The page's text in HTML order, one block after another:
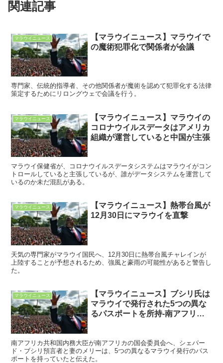
関連記事
マラウイニュース
【マラウイニュース】マラウイで
の魔術犯罪化で関係者が会議
専門家、伝統的指導者、その他関係者が魔術を認めて犯罪化する法律
策定するためにリロングウェで会議を行う。
マラウイニュース
【マラウイニュース】マラウイの
コロナウイルスデータはアメリカ
組織が運営していると中国が主張
マラウイ保健省が、コロナウイルスデータシステムはマラウイがコン
トロールしていると主張しているが、誰がデータシステムを運営して
いるのか未だ混乱がある。
マラウイニュース
【マラウイニュース】熱帯台風が
12月30日にマラウイを直撃
天気の専門家がマラウイ国民へ、12月30日に熱帯台風チャレインが
上陸することが予想されるため、強風と豪雨の可能性があると警告し
た。
マラウイニュース
【マラウイニュース】ブシリ氏は
マラウイで発行された5つの異な
るパスポートを所持-南アフリカ
南アフリカ共和国内務大臣が南アフリカの国会委員会へ、シェパー
ド・ブシリ預言者と妻のメリーは、5つの異なるマラウイ発行のパス
ポートを持っていたと伝えた。